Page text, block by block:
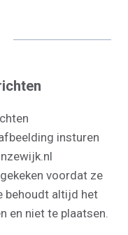
insturen
voordat ze
behoudt altijd het
en niet te plaatsen.